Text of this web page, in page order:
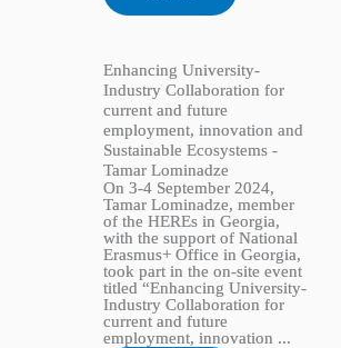
Enhancing University-
Industry Collaboration for
current and future
employment, innovation and
Sustainable Ecosystems -
Tamar Lominadze
On 3-4 September 2024,
Tamar Lominadze, member
of the HEREs in Georgia,
with the support of National
Erasmus+ Office in Georgia,
took part in the on-site event
titled “Enhancing University-
Industry Collaboration for
current and future
employment, innovation ...